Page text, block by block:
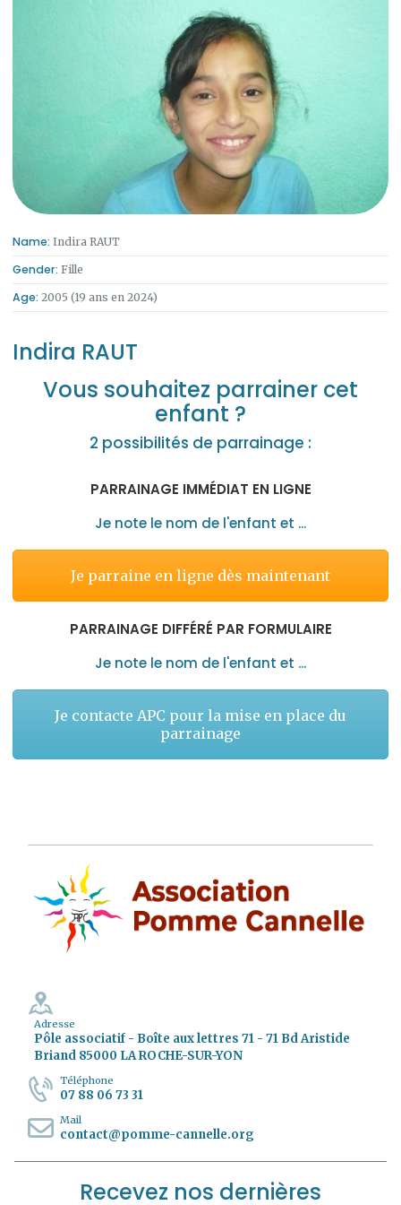
Name: Indira RAUT
Gender: Fille
Age: 2005 (19 ans en 2024)
Indira RAUT
Vous souhaitez parrainer cet
enfant ?
2 possibilités de parrainage :
PARRAINAGE IMMÉDIAT EN LIGNE
Je note le nom de l'enfant et ...
Je parraine en ligne dès maintenant
PARRAINAGE DIFFÉRÉ PAR FORMULAIRE
Je note le nom de l'enfant et ...
Je contacte APC pour la mise en place du
parrainage
Adresse
Pôle associatif - Boîte aux lettres 71 - 71 Bd Aristide
Briand 85000 LA ROCHE-SUR-YON
Téléphone
07 88 06 73 31
Mail
contact@pomme-cannelle.org
Recevez nos dernières